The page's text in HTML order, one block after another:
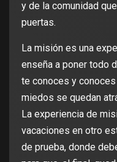
y de la comunidad
puertas.
La misión es una
enseña a poner todo
te conoces y
miedos se quedan
La experiencia de
vacaciones en otro
de prueba, donde